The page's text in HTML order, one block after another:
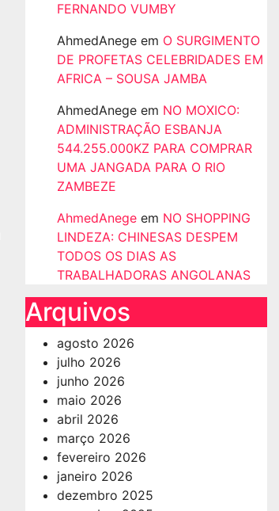
FERNANDO VUMBY
AhmedAnege em O SURGIMENTO
DE PROFETAS CELEBRIDADES EM
AFRICA – SOUSA JAMBA
AhmedAnege em NO MOXICO:
ADMINISTRAÇÃO ESBANJA
544.255.000KZ PARA COMPRAR
UMA JANGADA PARA O RIO
ZAMBEZE
AhmedAnege em NO SHOPPING
LINDEZA: CHINESAS DESPEM
TODOS OS DIAS AS
TRABALHADORAS ANGOLANAS
Arquivos
agosto 2026
julho 2026
junho 2026
maio 2026
abril 2026
março 2026
fevereiro 2026
janeiro 2026
dezembro 2025